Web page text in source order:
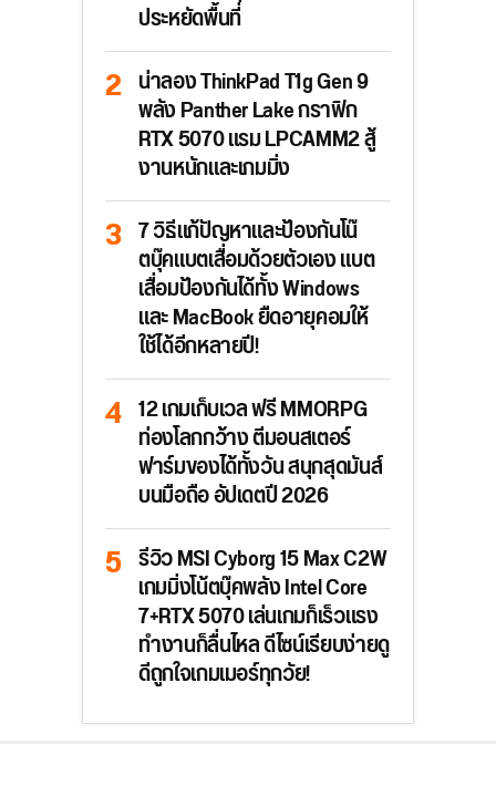
ประหยัดพื้นที่
น่าลอง ThinkPad T1g Gen 9
พลัง Panther Lake กราฟิก
RTX 5070 แรม LPCAMM2 สู้
งานหนักและเกมมิ่ง
7 วิธีแก้ปัญหาและป้องกันโน๊
ตบุ๊คแบตเสื่อมด้วยตัวเอง แบต
เสื่อมป้องกันได้ทั้ง Windows
และ MacBook ยืดอายุคอมให้
ใช้ได้อีกหลายปี!
12 เกมเก็บเวล ฟรี MMORPG
ท่องโลกกว้าง ตีมอนสเตอร์
ฟาร์มของได้ทั้งวัน สนุกสุดมันส์
บนมือถือ อัปเดตปี 2026
รีวิว MSI Cyborg 15 Max C2W
เกมมิ่งโน้ตบุ๊คพลัง Intel Core
7+RTX 5070 เล่นเกมก็เร็วแรง
ทำงานก็ลื่นไหล ดีไซน์เรียบง่ายดู
ดีถูกใจเกมเมอร์ทุกวัย!